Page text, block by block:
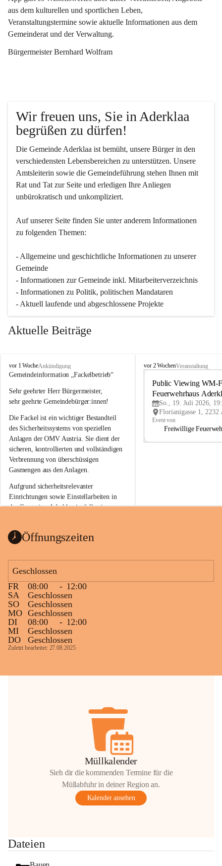
aus dem kulturellen und sportlichen Leben,
Veranstaltungstermine sowie aktuelle Informationen aus dem
Gemeinderat und der Verwaltung.
Bürgermeister Bernhard Wolfram
Wir freuen uns, Sie in Aderklaa
begrüßen zu dürfen!
Die Gemeinde Aderklaa ist bemüht, unsere Bürger in den
verschiedensten Lebensbereichen zu unterstützen. Unsere
Amtsleiterin sowie die Gemeindeführung stehen Ihnen mit
Rat und Tat zur Seite und erledigen Ihre Anliegen
unbürokratisch und unkompliziert.
Auf unserer Seite finden Sie un­ter an­de­rem Informationen
zu folgenden Themen:
- Allgemeine und geschichtliche Informationen zu unserer
Gemeinde
- Informationen zur Gemeinde inkl. Mitarbeiterverzeichnis
- Informationen zu Politik, politischen Mandataren
- Aktuell laufende und abgeschlossene Projekte
Aktuelle Beiträge
A
d
r
k
a
a
vor 1 WocheAnkündigung
Gemeindeinformation „Fackelbetrieb“
Sehr geehrter Herr Bürgermeister,
sehr geehrte Gemeindebürger:innen!
Die Fackel ist ein wichtiger Bestandteil
des Sicherheitssystems von speziellen
Anlagen der OMV Austria. Sie dient der
sicheren, kontrollierten und vollständigen
Verbrennung von überschüssigen
Gasmengen aus den Anlagen.
Aufgrund sicherheitsrelevanter
Einrichtungen sowie Einstellarbeiten in
der Gasstation Aderklaa ist fallweise
kommenden Tagen und Wochen wird
sein.
Die OMV Austria ist bemüht, für die
Bevölkerung ungewohnte, jedoch
technisch notwendige Betriebszustände so
kurz wie möglich zu halten.
Wir bitten daher die umliegende
Bevölkerung um Verständnis.
anrainer-service@omv.com
Bei Fragen, Anliegen oder Beschwerden.
Die OMV wird im Zuge von
A
vor 2 WochenVeranstaltung
Public Viewing WM-
Feuerwehrhaus
So., 19. Juli 2026,
Event von
Freiwillige
Öffnungszeiten
Geschlossen
FR
08:00 - 12:00
SA
Geschlossen
SO
Geschlossen
MO Geschlossen
DI
08:00 - 12:00
MI
Geschlossen
DO
Geschlossen
Zuletzt bearbeitet: 27.08.2025
Müllkalender
Sieh dir die kommenden Termine für die
Müllabfuhr in deiner Region an.
Kalender ansehen
Dateien